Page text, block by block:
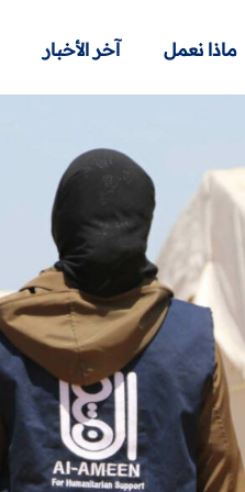
ماذا نعمل آخر الأخبار